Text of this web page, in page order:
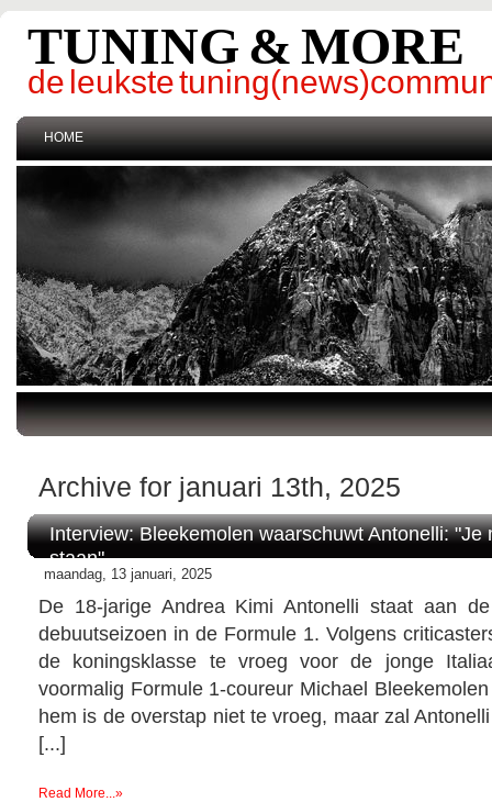
TUNING & MORE
de leukste
HOME
Archive for januari 13th, 2025
Interview: Bleekemolen waarschuwt Antonelli: "Je
staan"
maandag, 13 januari, 2025
De 18-jarige Andrea Kimi Antonelli staat aan
debuutseizoen in de Formule 1. Volgens
de koningsklasse te vroeg voor de jonge
voormalig Formule 1-coureur Michael
hem is de overstap niet te vroeg, maar zal
[...]
Read More...»